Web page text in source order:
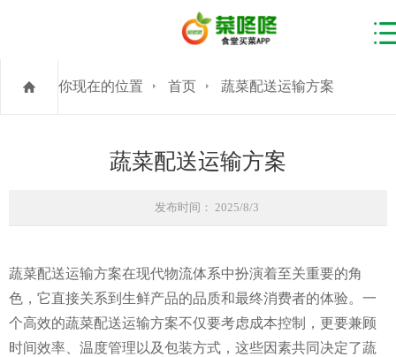
你现在的位置 首页 蔬菜配送运输方案
蔬菜配送运输方案
发布时间： 2025/8/3
蔬菜配送运输方案在现代物流体系中扮演着至关重要的角
色，它直接关系到生鲜产品的品质和最终消费者的体验。一
个高效的蔬菜配送运输方案不仅要考虑成本控制，更要兼顾
时间效率、温度管理以及包装方式，这些因素共同决定了蔬